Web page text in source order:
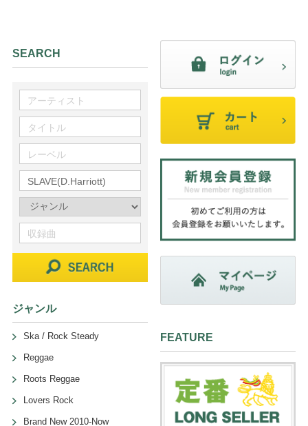
SEARCH
ジャンル
Ska / Rock Steady
Reggae
Roots Reggae
Lovers Rock
Brand New 2010-Now
FEATURE